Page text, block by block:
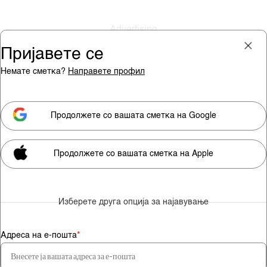
Мора да сте претплатник за
да гледате видео содржини.
Претплатете се
Пријавете се
Немате сметка? Направете профил
Продолжете со вашата сметка на Google
Продолжете со вашата сметка на Apple
Изберете друга опција за најавување
Адреса на е-пошта*